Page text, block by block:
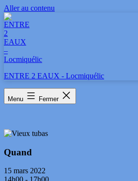
Aller au contenu
ENTRE 2 EAUX - Locmiquélic
Menu Fermer
Vieux tubas
Quand
15 mars 2022